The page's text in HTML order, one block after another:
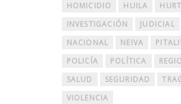
HOMICIDIO
HUILA
INVESTIGACIÓN
JUDICIAL
NACIONAL
NEIVA
POLICÍA
POLÍTICA
SALUD
SEGURIDAD
VIOLENCIA